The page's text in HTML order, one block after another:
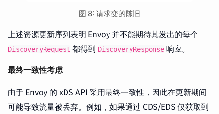
图 8: 请求变的陈旧
上述资源更新序列表明 Envoy 并不能期待其发出的每个
DiscoveryRequest 都得到 DiscoveryResponse 响应。
最终一致性考虑
由于 Envoy 的 xDS API 采用最终一致性，因此在更新期间
可能导致流量被丢弃。例如，如果通过 CDS/EDS 仅获取到